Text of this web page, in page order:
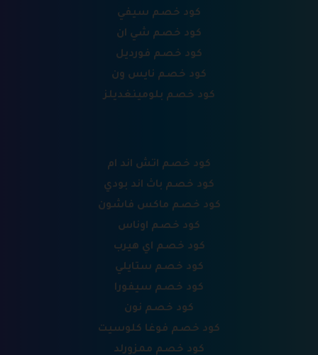
كود خصم سيفي
كود خصم شي ان
كود خصم فورديل
كود خصم نايس ون
كود خصم بلومينغديلز
كود خصم اتش اند ام
كود خصم باث اند بودي
كود خصم ماكس فاشون
كود خصم اوناس
كود خصم اي هيرب
كود خصم ستايلي
كود خصم سيفورا
كود خصم نون
كود خصم فوغا كلوسيت
كود خصم ممزورلد